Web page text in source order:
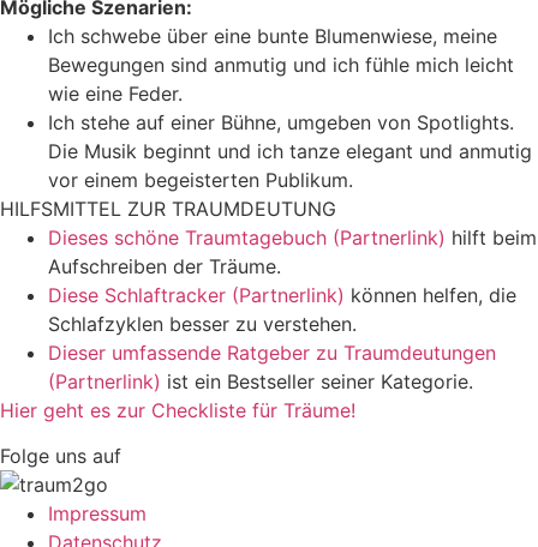
Mögliche Szenarien:
Ich schwebe über eine bunte Blumenwiese, meine
Bewegungen sind anmutig und ich fühle mich leicht
wie eine Feder.
Ich stehe auf einer Bühne, umgeben von Spotlights.
Die Musik beginnt und ich tanze elegant und anmutig
vor einem begeisterten Publikum.
HILFSMITTEL ZUR TRAUMDEUTUNG
Dieses schöne Traumtagebuch (Partnerlink) hilft beim
Aufschreiben der Träume.
Diese Schlaftracker (Partnerlink) können helfen, die
Schlafzyklen besser zu verstehen.
Dieser umfassende Ratgeber zu Traumdeutungen
(Partnerlink) ist ein Bestseller seiner Kategorie.
Hier geht es zur Checkliste für Träume!
Folge uns auf
Impressum